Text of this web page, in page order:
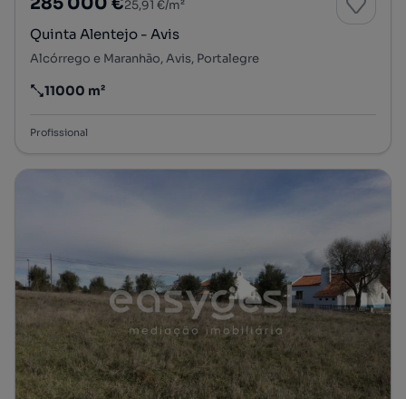
25,91 €/m²
Quinta Alentejo - Avis
Alcórrego e Maranhão, Avis, Portalegre
Preço por metro quadrado
11000 m²
Profissional